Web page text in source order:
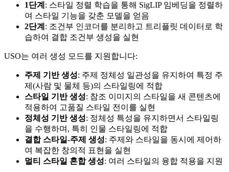
1단계 : 스타일 정렬 학습을 통해 SigLIP 임베딩을 정렬하
여 스타일 기능을 갖춘 모델을 얻음
2단계 : 조건부 인코더를 분리하고 트리플릿 데이터로 학
습하여 결합 조건부 생성을 실현
USO는 여러 생성 모드를 지원합니다:
주제 기반 생성: 주제 정체성 일관성을 유지하여 특정 주
제(사람 및 물체 등)의 스타일링에 적합
스타일 기반 생성: 참조 이미지의 스타일을 새 콘텐츠에
적용하여 고품질 스타일 전이를 실현
정체성 기반 생성: 정체성 특성을 유지하면서 스타일링
을 수행하며, 특히 인물 스타일링에 적합
결합 스타일-주제 생성: 주제와 스타일을 동시에 제어하
여 복잡한 창의적 표현을 실현
멀티 스타일 혼합 생성: 여러 스타일의 융합 적용을 지원